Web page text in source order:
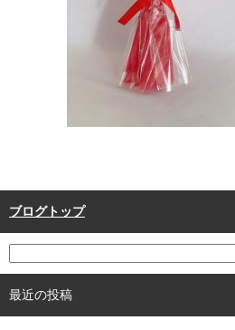
ブログトップ
最近の投稿